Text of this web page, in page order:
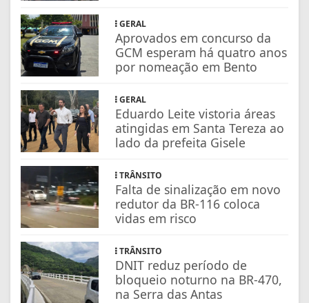
GERAL
Aprovados em concurso da
GCM esperam há quatro anos
por nomeação em Bento
GERAL
Eduardo Leite vistoria áreas
atingidas em Santa Tereza ao
lado da prefeita Gisele
TRÂNSITO
Falta de sinalização em novo
redutor da BR-116 coloca
vidas em risco
TRÂNSITO
DNIT reduz período de
bloqueio noturno na BR-470,
na Serra das Antas